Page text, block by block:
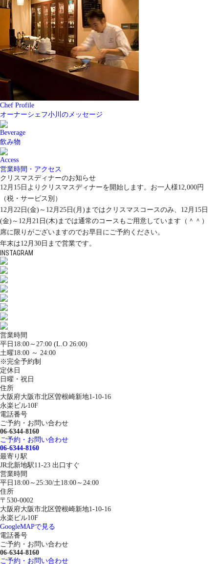
Chef Profile
オーナーシェフ小川のメッセージ
Beverage
飲み物
Access
営業時間・アクセス
クリスマスディナーのお知らせ
12月15日よりクリスマスディナーを開始します。お一人様12,000円
（税・サービス別）
12月22日(金)～12月25日(月)まではクリスマスコースのみ、12月15日
(金)～12月21日(木)までは通常のコースもご用意しています（＾＾）
席に限りがございますのでお早目にご予約ください。
年末は12月30日まで営業です。
INSTAGRAM
営業時間
平日18:00～27:00 (L.O 26:00)
土曜18:00 ～ 24:00
※完全予約制
定休日
日曜・祝日
住所
大阪府大阪市北区曽根崎新地1-10-16
永楽ビル10F
電話番号
ご予約・お問い合わせ
06-6344-8160
ご予約・お問い合わせ
06-6344-8160
最寄り駅
JR北新地駅11-23 出口すぐ
営業時間
平日18:00～25:30/土18:00～24:00
住所
〒530-0002
大阪府大阪市北区曽根崎新地1-10-16
永楽ビル10F
GoogleMAPで見る
電話番号
ご予約・お問い合わせ
06-6344-8160
ご予約・お問い合わせ